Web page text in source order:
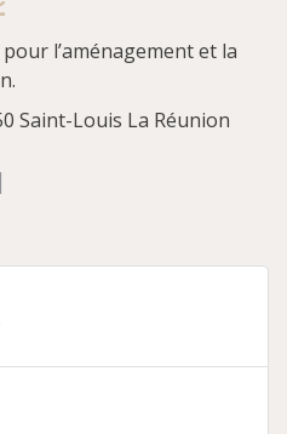
l’aménagement et la
Saint-Louis La Réunion